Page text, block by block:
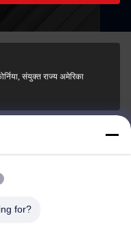
संयुक्त राज्य अमेरिका
for?